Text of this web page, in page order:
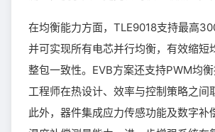
在均衡能力方面，TLE9018支持最高
并可实现所有电芯并行均衡，有效缩短
整包一致性。EVB方案还支持PWM均
工程师在热设计、效率与控制策略之间
此外，器件集成应力传感功能及数字补